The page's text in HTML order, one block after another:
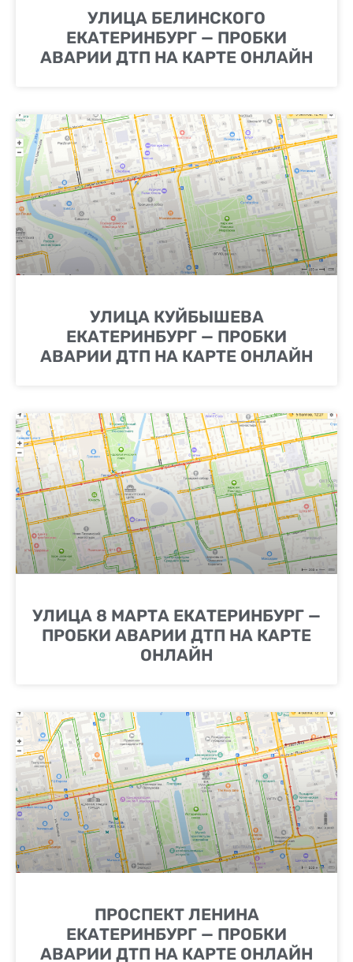
УЛИЦА БЕЛИНСКОГО
ЕКАТЕРИНБУРГ — ПРОБКИ
АВАРИИ ДТП НА КАРТЕ ОНЛАЙН
УЛИЦА КУЙБЫШЕВА
ЕКАТЕРИНБУРГ — ПРОБКИ
АВАРИИ ДТП НА КАРТЕ ОНЛАЙН
УЛИЦА 8 МАРТА ЕКАТЕРИНБУРГ —
ПРОБКИ АВАРИИ ДТП НА КАРТЕ
ОНЛАЙН
ПРОСПЕКТ ЛЕНИНА
ЕКАТЕРИНБУРГ — ПРОБКИ
АВАРИИ ДТП НА КАРТЕ ОНЛАЙН